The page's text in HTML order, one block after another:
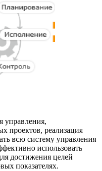
управления,
проектов, реализация
всю систему управления
использовать
достижения целей
показателях.